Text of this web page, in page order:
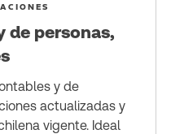
de personas,
y de
actualizadas y
vigente. Ideal